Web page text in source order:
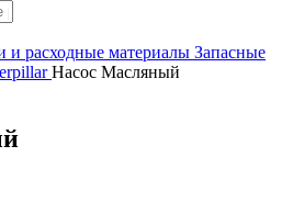
и расходные материалы Запасные
Насос Масляный